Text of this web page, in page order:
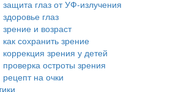
защита глаз от УФ-излучения
здоровье глаз
зрение и возраст
как сохранить зрение
коррекция зрения у детей
проверка остроты зрения
рецепт на очки